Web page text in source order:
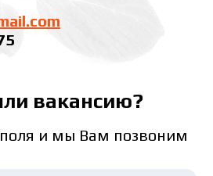
вакансию?
и мы Вам позвоним